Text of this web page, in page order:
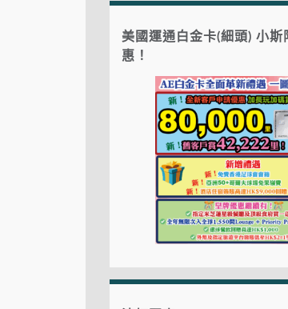
美國運通白金卡(細頭) 小斯
惠！